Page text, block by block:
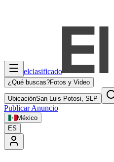
elclasificado
¿Qué buscas?Fotos y Video
UbicaciónSan Luis Potosi, SLP
Publicar Anuncio
México
ES